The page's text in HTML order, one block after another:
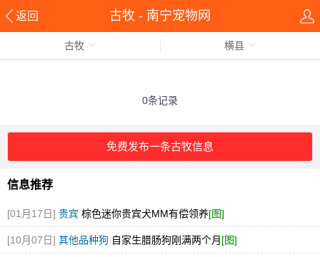
返回 古牧 - 南宁宠物网
古牧 横县
0条记录
免费发布一条古牧信息
信息推荐
[01月17日] 贵宾 棕色迷你贵宾犬MM有偿领养[图]
[10月07日] 其他品种狗 自家生腊肠狗刚满两个月 [图]